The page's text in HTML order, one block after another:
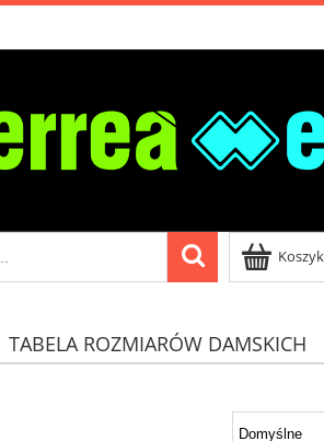
TABELA ROZMIARÓW DAMSKICH